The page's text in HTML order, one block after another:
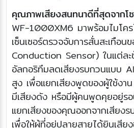
คุณภาพเสียงสนทนาดีที่สุดจากโ
WF-1000XM6 มาพร้อมไมโค
เซ็นเซอร์ตรวจจับการสั่นสะเทือ
Conduction Sensor) ในแต่ละ
อัลกอริทึมลดเสียงรบกวนแบบ
สูง เพื่อแยกเสียงพูดของผู้ใช้งา
มีเสียงดัง หรือมีผู้คนพูดคุยอยู่รอ
แยกเสียงของคุณออกจากเสียง
เพื่อให้ผู้ที่อยู่ปลายสายได้ยินเสี